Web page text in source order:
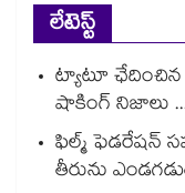
లేటెస్ట్
ట్యాటూ ఛేదించిన
షాకింగ్ నిజాలు
ఫిల్మ్ ఫెడరేషన్
తీరును